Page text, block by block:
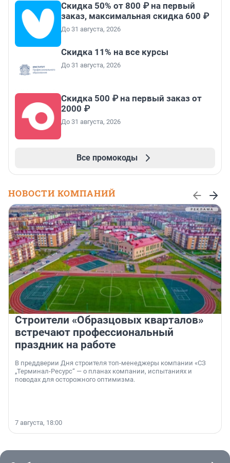
Скидка 50% от 800 ₽ на первый
заказ, максимальная скидка 600 ₽
До 31 августа, 2026
Скидка 11% на все курсы
До 31 августа, 2026
Скидка 500 ₽ на первый заказ от
2000 ₽
До 31 августа, 2026
Все промокоды
НОВОСТИ КОМПАНИЙ
Строители «Образцовых кварталов»
встречают профессиональный
праздник на работе
В преддверии Дня строителя топ-менеджеры компании «СЗ
„Терминал-Ресурс“ — о планах компании, испытаниях и
поводах для осторожного оптимизма.
7 августа, 18:00